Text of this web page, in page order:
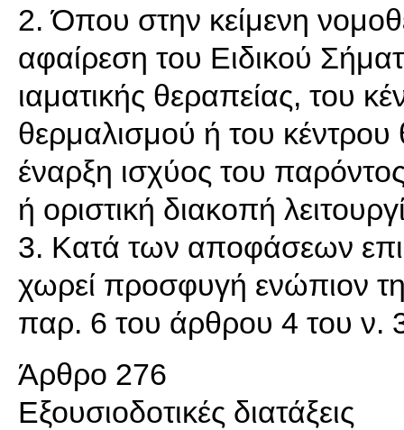
2. Όπου στην κείμενη
αφαίρεση του Ειδικού
ιαματικής θεραπείας, του
θερμαλισμού ή του
έναρξη ισχύος του
ή οριστική διακοπή
3. Κατά των αποφάσεων
χωρεί προσφυγή ενώπιον
παρ. 6 του άρθρου 4 του ν.
Άρθρο 276
Εξουσιοδοτικές διατάξεις